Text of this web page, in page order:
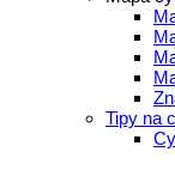
Tipy na